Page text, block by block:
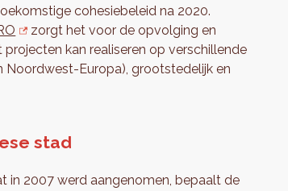
cohesiebeleid na 2020.
zorgt het voor de opvolging en
kan realiseren op verschillende
Europa), grootstedelijk en
stad
in 2007 werd aangenomen, bepaalt de